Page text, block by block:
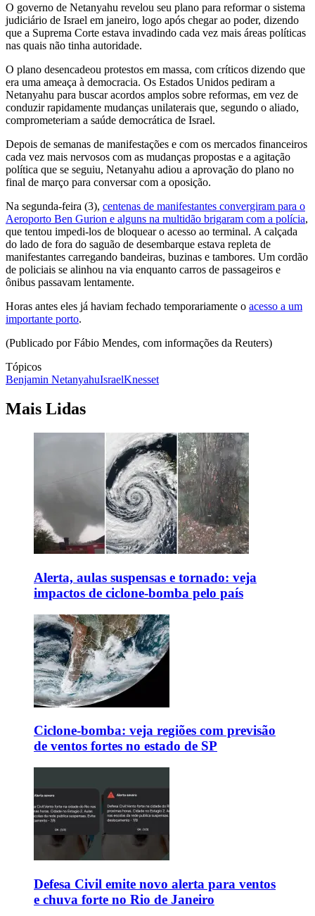
O governo de Netanyahu revelou seu plano para reformar o sistema
judiciário de Israel em janeiro, logo após chegar ao poder, dizendo
que a Suprema Corte estava invadindo cada vez mais áreas políticas
nas quais não tinha autoridade.
O plano desencadeou protestos em massa, com críticos dizendo que
era uma ameaça à democracia. Os Estados Unidos pediram a
Netanyahu para buscar acordos amplos sobre reformas, em vez de
conduzir rapidamente mudanças unilaterais que, segundo o aliado,
comprometeriam a saúde democrática de Israel.
Depois de semanas de manifestações e com os mercados financeiros
cada vez mais nervosos com as mudanças propostas e a agitação
política que se seguiu, Netanyahu adiou a aprovação do plano no
final de março para conversar com a oposição.
Na segunda-feira (3), centenas de manifestantes convergiram para o
Aeroporto Ben Gurion e alguns na multidão brigaram com a polícia,
que tentou impedi-los de bloquear o acesso ao terminal. A calçada
do lado de fora do saguão de desembarque estava repleta de
manifestantes carregando bandeiras, buzinas e tambores. Um cordão
de policiais se alinhou na via enquanto carros de passageiros e
ônibus passavam lentamente.
Horas antes eles já haviam fechado temporariamente o acesso a um
importante porto.
(Publicado por Fábio Mendes, com informações da Reuters)
Tópicos
Benjamin NetanyahuIsraelKnesset
Mais Lidas
Alerta, aulas suspensas e tornado: veja
impactos de ciclone-bomba pelo país
Ciclone-bomba: veja regiões com previsão
de ventos fortes no estado de SP
Defesa Civil emite novo alerta para ventos
e chuva forte no Rio de Janeiro